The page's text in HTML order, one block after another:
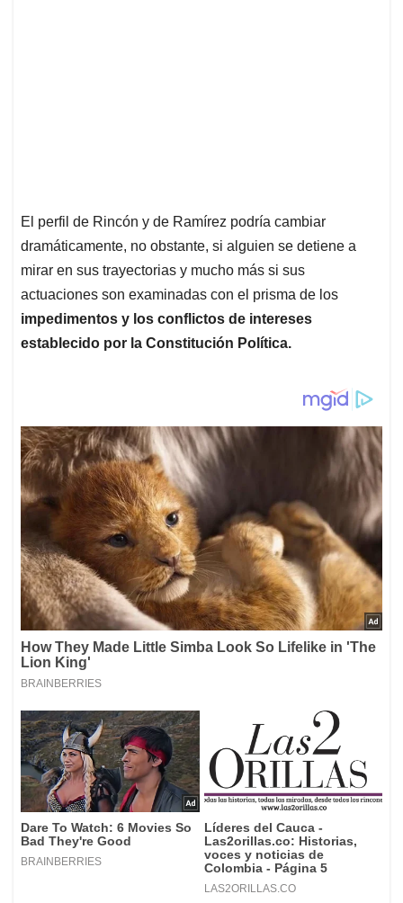
El perfil de Rincón y de Ramírez podría cambiar
dramáticamente, no obstante, si alguien se detiene a
mirar en sus trayectorias y mucho más si sus
actuaciones son examinadas con el prisma de los
impedimentos y los conflictos de intereses
establecido por la Constitución Política.